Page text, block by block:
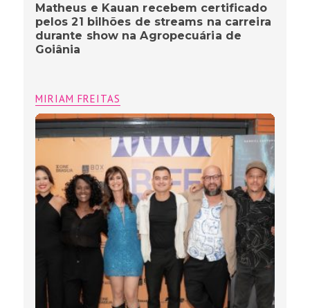
Matheus e Kauan recebem certificado
pelos 21 bilhões de streams na carreira
durante show na Agropecuária de
Goiânia
MIRIAM FREITAS